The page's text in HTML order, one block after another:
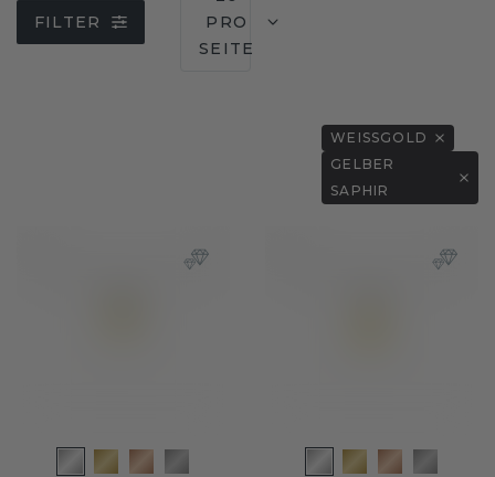
FILTER
PRO
SEITE
WEISSGOLD
GELBER
SAPHIR